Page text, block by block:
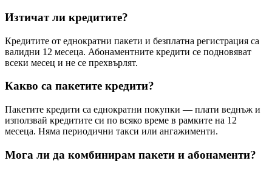
Изтичат ли кредитите?
Кредитите от еднократни пакети и безплатна регистрация са
валидни 12 месеца. Абонаментните кредити се подновяват
всеки месец и не се прехвърлят.
Какво са пакетите кредити?
Пакетите кредити са еднократни покупки — плати веднъж и
използвай кредитите си по всяко време в рамките на 12
месеца. Няма периодични такси или ангажименти.
Мога ли да комбинирам пакети и абонаменти?